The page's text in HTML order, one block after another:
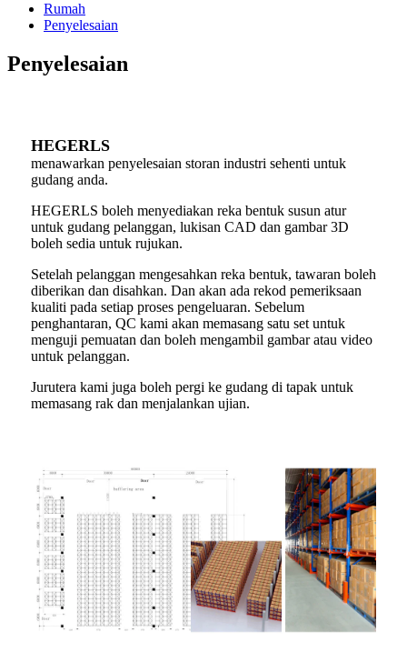
Rumah
Penyelesaian
Penyelesaian
HEGERLS
menawarkan penyelesaian storan industri sehenti untuk
gudang anda.
HEGERLS boleh menyediakan reka bentuk susun atur
untuk gudang pelanggan, lukisan CAD dan gambar 3D
boleh sedia untuk rujukan.
Setelah pelanggan mengesahkan reka bentuk, tawaran boleh
diberikan dan disahkan. Dan akan ada rekod pemeriksaan
kualiti pada setiap proses pengeluaran. Sebelum
penghantaran, QC kami akan memasang satu set untuk
menguji pemuatan dan boleh mengambil gambar atau video
untuk pelanggan.
Jurutera kami juga boleh pergi ke gudang di tapak untuk
memasang rak dan menjalankan ujian.